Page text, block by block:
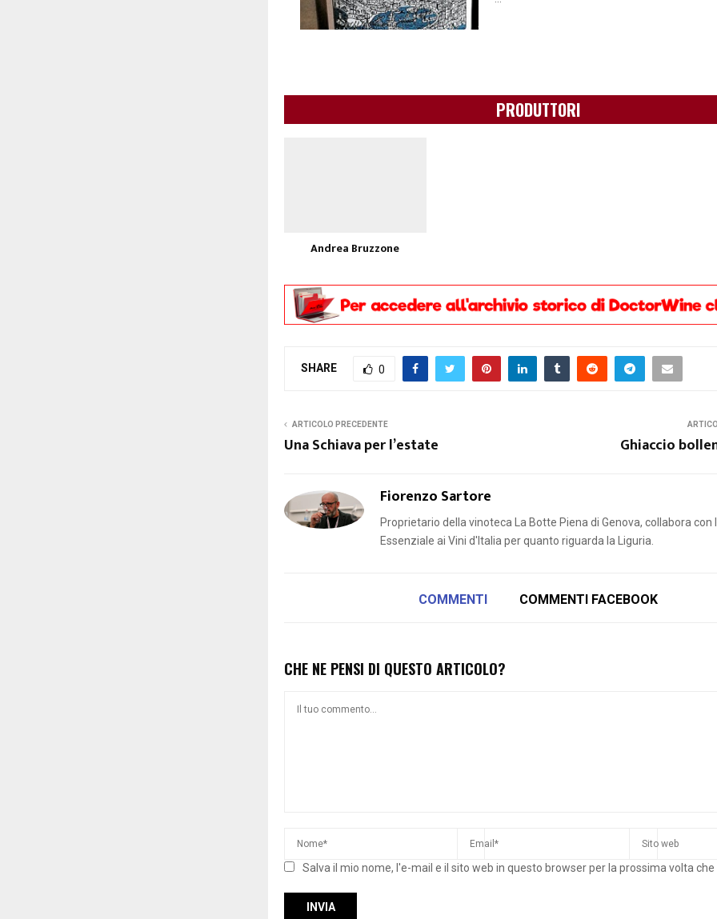
PRODUTTORI
Andrea Bruzzone
SHARE 0
ARTICOLO PRECEDENTE
Una Schiava per l’estate Ghiaccio
Fiorenzo Sartore
Proprietario della vinoteca La Botte Piena di Genova, collabora con
Essenziale ai Vini d'Italia per quanto riguarda la Liguria.
COMMENTI COMMENTI FACEBOOK
CHE NE PENSI DI QUESTO ARTICOLO?
Salva il mio nome, l'e-mail e il sito web in questo browser per la prossima volta